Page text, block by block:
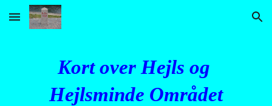
Skip to main content Skip to navigation
Kort over Hejls og
Hejlsminde Området